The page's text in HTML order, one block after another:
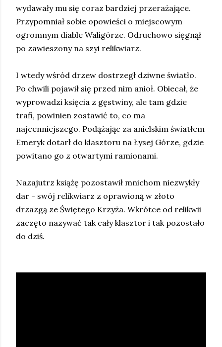
wydawały mu się coraz bardziej przerażające.
Przypomniał sobie opowieści o miejscowym
ogromnym diable Waligórze. Odruchowo sięgnął
po zawieszony na szyi relikwiarz.
I wtedy wśród drzew dostrzegł dziwne światło.
Po chwili pojawił się przed nim anioł. Obiecał, że
wyprowadzi księcia z gęstwiny, ale tam gdzie
trafi, powinien zostawić to, co ma
najcenniejszego. Podążając za anielskim światłem
Emeryk dotarł do klasztoru na Łysej Górze, gdzie
powitano go z otwartymi ramionami.
Nazajutrz książę pozostawił mnichom niezwykły
dar - swój relikwiarz z oprawioną w złoto
drzazgą ze Świętego Krzyża. Wkrótce od relikwii
zaczęto nazywać tak cały klasztor i tak pozostało
do dziś.